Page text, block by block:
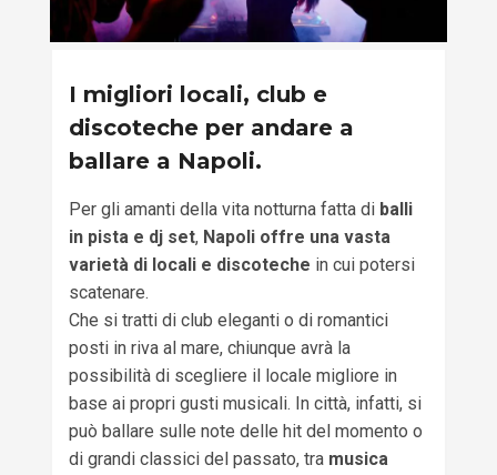
I migliori locali, club e
discoteche per andare a
ballare a Napoli.
Per gli amanti della vita notturna fatta di balli
in pista e dj set, Napoli offre una vasta
varietà di locali e discoteche in cui potersi
scatenare.
Che si tratti di club eleganti o di romantici
posti in riva al mare, chiunque avrà la
possibilità di scegliere il locale migliore in
base ai propri gusti musicali. In città, infatti, si
può ballare sulle note delle hit del momento o
di grandi classici del passato, tra musica